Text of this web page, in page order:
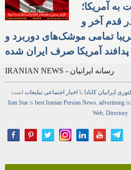
به آمریکا؛
قدم آخر و
تمامی موشک‌های دوربرد و
IRANIAN NEWS - رسانه ایرانیان
ایرانیان کانادا بااخبار اجتماعی تبلیغات است
Iran Staris best Iranian Persian News, advertisingin
Web Directory